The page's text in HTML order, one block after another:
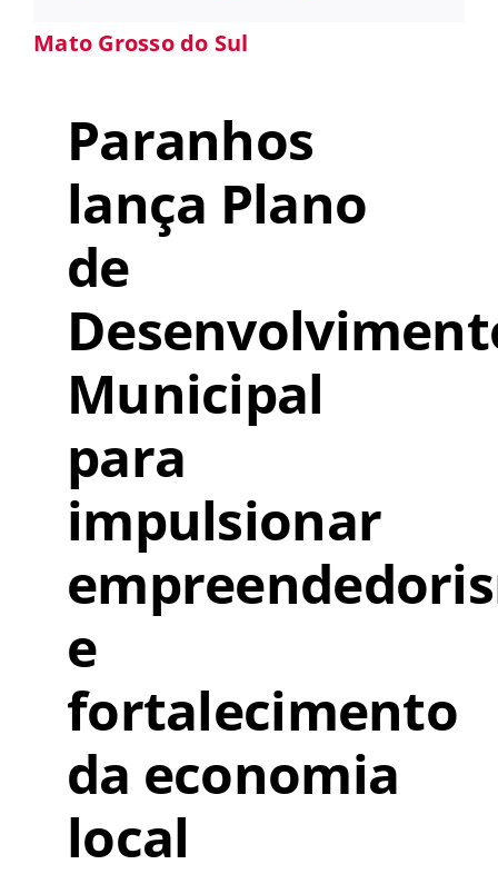
Mato Grosso do Sul
Paranhos
lança Plano
de
Municipal
para
impulsionar
e
fortalecimento
da economia
local